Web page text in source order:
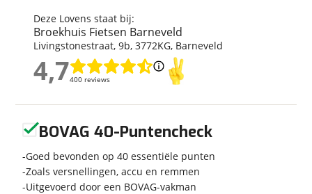
Frametype
Unisex
Wielmaat
26 inch
Nieuw of occasion
Nieuw
Techniek
Transmissie
Naaf
Aandrijving
Trapas
Deze Lovens staat bij:
Broekhuis Fietsen Barneveld
Livingstonestraat, 9b, 3772KG, Barneveld
4,7400 reviews
4,7
Naam
BOVAG 40-Puntencheck
Goed bevonden op 40 essentiële punten
Zoals versnellingen, accu en remmen
Uitgevoerd door een BOVAG-vakman